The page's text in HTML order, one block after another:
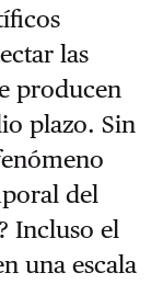
las
producen
plazo. Sin
del
Incluso el
una escala